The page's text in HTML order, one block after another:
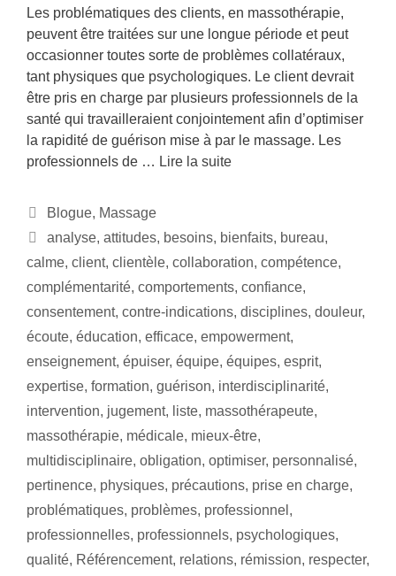
Les problématiques des clients, en massothérapie,
peuvent être traitées sur une longue période et peut
occasionner toutes sorte de problèmes collatéraux,
tant physiques que psychologiques. Le client devrait
être pris en charge par plusieurs professionnels de la
santé qui travailleraient conjointement afin d’optimiser
la rapidité de guérison mise à par le massage. Les
professionnels de … Lire la suite
Blogue, Massage
analyse, attitudes, besoins, bienfaits, bureau,
calme, client, clientèle, collaboration, compétence,
complémentarité, comportements, confiance,
consentement, contre-indications, disciplines, douleur,
écoute, éducation, efficace, empowerment,
enseignement, épuiser, équipe, équipes, esprit,
expertise, formation, guérison, interdisciplinarité,
intervention, jugement, liste, massothérapeute,
massothérapie, médicale, mieux-être,
multidisciplinaire, obligation, optimiser, personnalisé,
pertinence, physiques, précautions, prise en charge,
problématiques, problèmes, professionnel ,
professionnelles, professionnels, psychologiques,
qualité, Référencement, relations, rémission, respecter,